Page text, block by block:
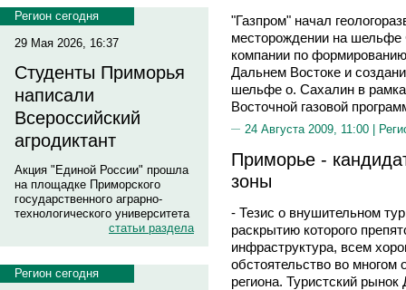
Регион сегодня
29 Мая 2026, 16:37
Студенты Приморья
написали
Всероссийский
агродиктант
Акция "Единой России" прошла
на площадке Приморского
государственного аграрно-
технологического университета
статьи раздела
Регион сегодня
"Газпром" начал
месторождении на
компании по
Дальнем Востоке и
шельфе о. Сахалин в
Восточной газовой
24 Августа 2009, 11:00 |
Приморье -
зоны
- Тезис о внушительном
раскрытию которого
инфраструктура, всем
обстоятельство во многом
региона. Туристский